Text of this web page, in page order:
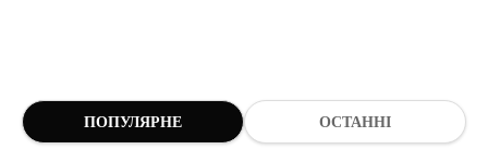
ПОПУЛЯРНЕ ОСТАННІ